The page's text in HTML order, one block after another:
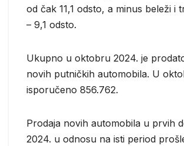
od čak 11,1 odsto, a minus beleži i
– 9,1 odsto.
Ukupno u oktobru 2024. je
novih putničkih automobila. U
isporučeno 856.762.
Prodaja novih automobila u prvih
2024. u odnosu na isti period